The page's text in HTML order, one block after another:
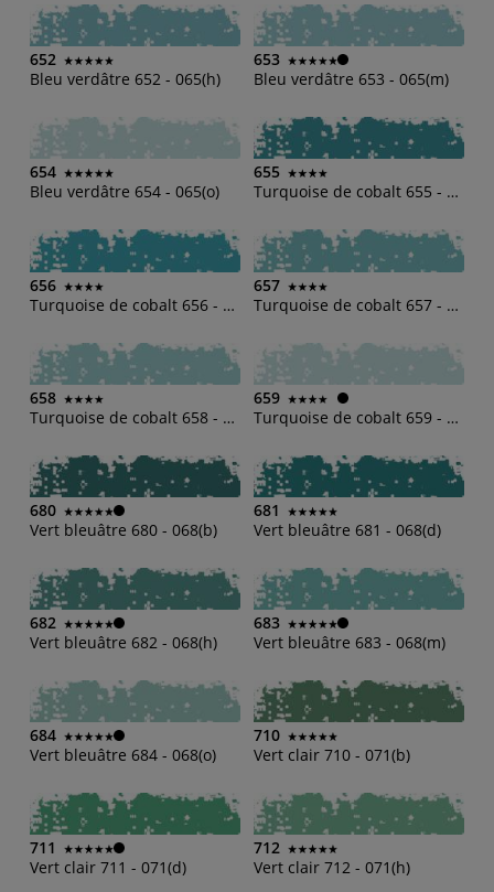
652
Bleu verdâtre 652 - 065(h)
653
Bleu verdâtre 653 - 065(m)
654
Bleu verdâtre 654 - 065(o)
655
Turquoise de cobalt 655 - 650(b)
656
Turquoise de cobalt 656 - 650(d)
657
Turquoise de cobalt 657 - 650(h)
658
Turquoise de cobalt 658 - 650(m)
659
Turquoise de cobalt 659 - 650(o)
680
Vert bleuâtre 680 - 068(b)
681
Vert bleuâtre 681 - 068(d)
682
Vert bleuâtre 682 - 068(h)
683
Vert bleuâtre 683 - 068(m)
684
Vert bleuâtre 684 - 068(o)
710
Vert clair 710 - 071(b)
711
Vert clair 711 - 071(d)
712
Vert clair 712 - 071(h)